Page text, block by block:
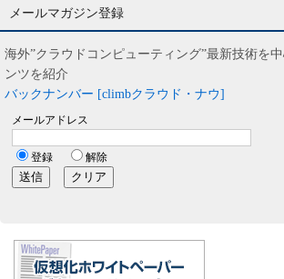
メールマガジン登録
海外”クラウドコンピューティング”最新技術を
ンツを紹介
バックナンバー [climbクラウド・ナウ]